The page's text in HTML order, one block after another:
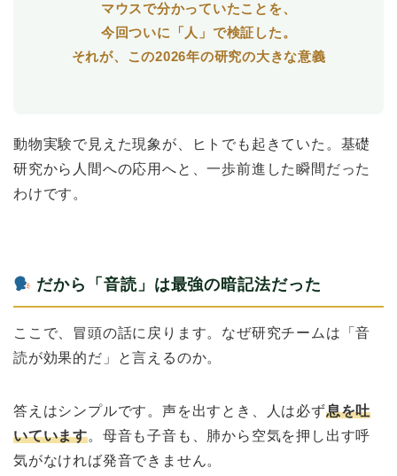
マウスで分かっていたことを、
今回ついに「人」で検証した。
それが、この2026年の研究の大きな意義
動物実験で見えた現象が、ヒトでも起きていた。基礎
研究から人間への応用へと、一歩前進した瞬間だった
わけです。
だから「音読」は最強の暗記法だった
ここで、冒頭の話に戻ります。なぜ研究チームは「音
読が効果的だ」と言えるのか。
答えはシンプルです。声を出すとき、人は必ず息を吐
いています。母音も子音も、肺から空気を押し出す呼
気がなければ発音できません。